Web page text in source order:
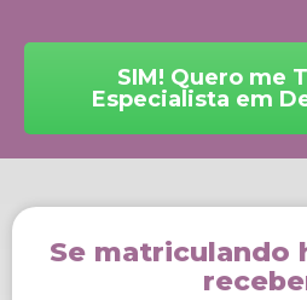
SIM! Quero me
Especialista em
Se matriculando